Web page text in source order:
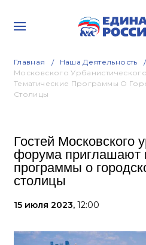
Главная Наша Деятельность
Московского
Тематические Программы О
Столицы
Гостей Московского
форума приглашают
программы о
столицы
15 июля 2023, 12:00